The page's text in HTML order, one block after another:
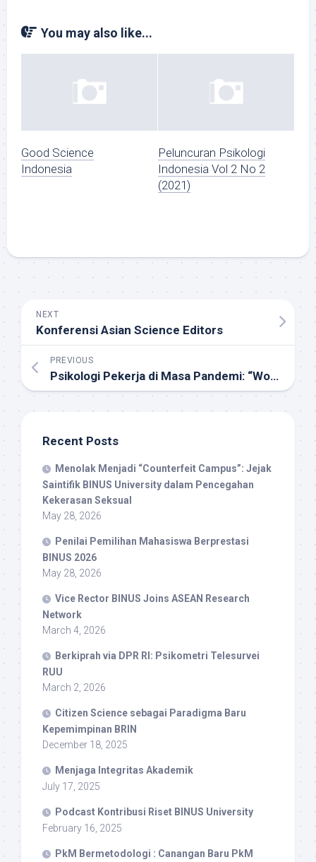
You may also like...
Good Science
Indonesia
Peluncuran Psikologi
Indonesia Vol 2 No 2
(2021)
NEXT
Konferensi Asian Science Editors
PREVIOUS
Psikologi Pekerja di Masa Pandemi: “Work from Home”
Recent Posts
Menolak Menjadi “Counterfeit Campus”: Jejak
Saintifik BINUS University dalam Pencegahan
Kekerasan Seksual
May 28, 2026
Penilai Pemilihan Mahasiswa Berprestasi
BINUS 2026
May 28, 2026
Vice Rector BINUS Joins ASEAN Research
Network
March 4, 2026
Berkiprah via DPR RI: Psikometri Telesurvei
RUU
March 2, 2026
Citizen Science sebagai Paradigma Baru
Kepemimpinan BRIN
December 18, 2025
Menjaga Integritas Akademik
July 17, 2025
Podcast Kontribusi Riset BINUS University
February 16, 2025
PkM Bermetodologi : Canangan Baru PkM